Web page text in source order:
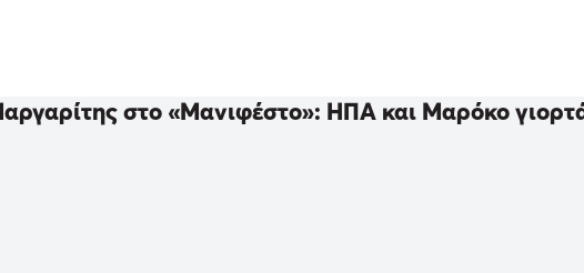
στο «Μανιφέστο»: ΗΠΑ και Μαρόκο